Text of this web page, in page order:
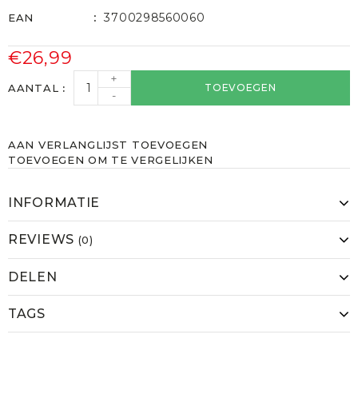
EAN 3700298560060
€26,99
AANTAL
+
-
TOEVOEGEN
AAN VERLANGLIJST TOEVOEGEN
TOEVOEGEN OM TE VERGELIJKEN
INFORMATIE
REVIEWS (0)
DELEN
TAGS